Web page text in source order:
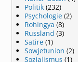
Politik (232)
Psychologie (2)
Rohingya (8)
Russland (3)
Satire (1)
Sowjetunion (2)
Sozialismus (1)